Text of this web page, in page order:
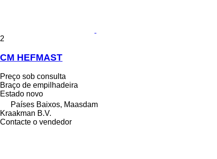
2
CM HEFMAST
Preço sob consulta
Braço de empilhadeira
Estado novo
Países Baixos, Maasdam
Kraakman B.V.
Contacte o vendedor